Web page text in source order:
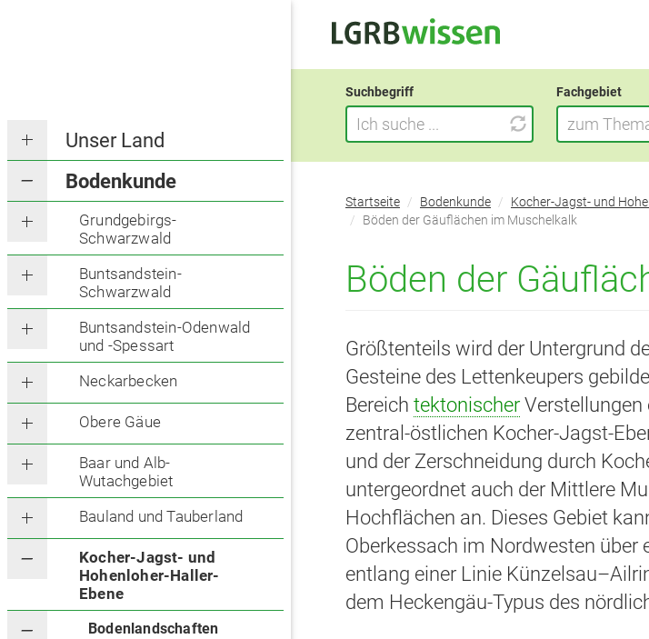
Unser Land
Bodenkunde
Grundgebirgs-
Schwarzwald
Buntsandstein-
Schwarzwald
Buntsandstein-Odenwald
und -Spessart
Neckarbecken
Obere Gäue
Baar und Alb-
Wutachgebiet
Bauland und Tauberland
Kocher-Jagst- und
Hohenloher-Haller-
Ebene
Bodenlandschaften
Suchbegriff Fachgebiet
zum
befinden
Startseite Bodenkunde Kocher-Jagst- und
Böden der Gäuflächen im Muschelkalk
Böden der
Größtenteils wird der Untergrund
Gesteine des Lettenkeupers
Bereich tektonischer Verstellungen
zentral-östlichen Kocher-Jagst-
und der Zerschneidung durch
untergeordnet auch der Mittlere
Hochflächen an. Dieses Gebiet
Oberkessach im Nordwesten über
entlang einer Linie
dem Heckengäu-Typus des